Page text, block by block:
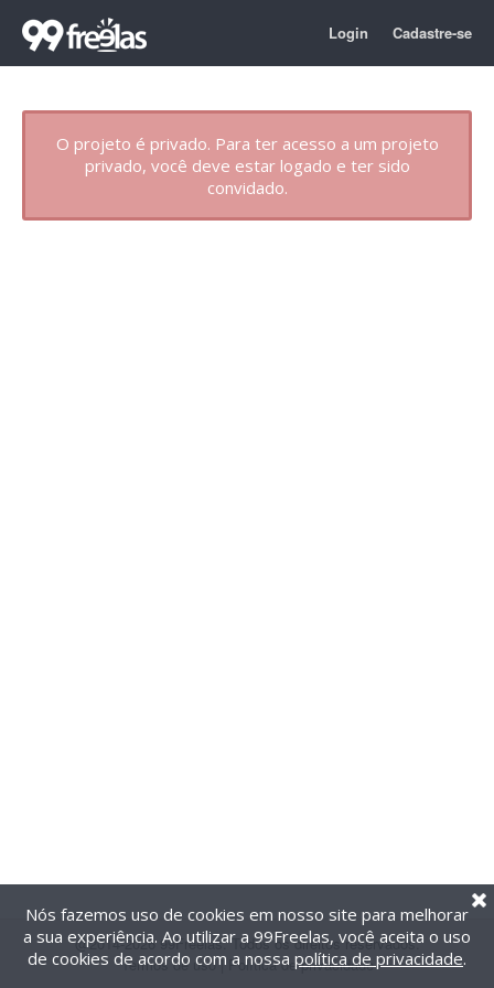
Login Cadastre-se
O projeto é privado. Para ter acesso a um projeto
privado, você deve estar logado e ter sido
convidado.
@2014-2026 99Freelas. Todos os direitos reservados.
Termos de uso| Política de privacidade
Nós fazemos uso de cookies em nosso site para melhorar
a sua experiência. Ao utilizar a 99Freelas, você aceita o uso
de cookies de acordo com a nossa política de privacidade.